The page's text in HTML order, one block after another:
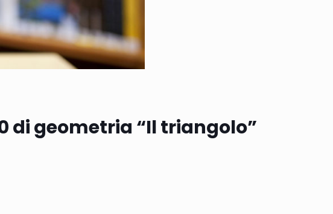
di geometria “Il triangolo”